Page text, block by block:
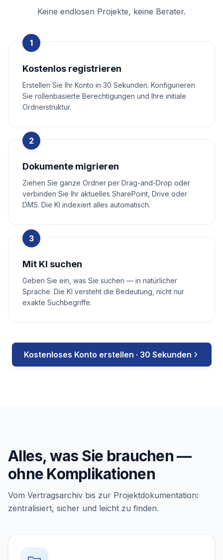
Keine endlosen Projekte, keine Berater.
1
Kostenlos registrieren
Erstellen Sie Ihr Konto in 30 Sekunden. Konfigurieren
Sie rollenbasierte Berechtigungen und Ihre initiale
Ordnerstruktur.
2
Dokumente migrieren
Ziehen Sie ganze Ordner per Drag-and-Drop oder
verbinden Sie Ihr aktuelles SharePoint, Drive oder
DMS. Die KI indexiert alles automatisch.
3
Mit KI suchen
Geben Sie ein, was Sie suchen — in natürlicher
Sprache. Die KI versteht die Bedeutung, nicht nur
exakte Suchbegriffe.
Kostenloses Konto erstellen · 30 Sekunden
Alles, was Sie brauchen —
ohne Komplikationen
Vom Vertragsarchiv bis zur Projektdokumentation:
zentralisiert, sicher und leicht zu finden.